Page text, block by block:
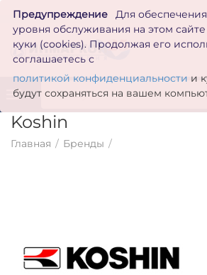
Предупреждение
Для
уровня обслуживания на этом
куки (cookies). Продолжая его
соглашаетесь с
политикой конфиденциальности и
будут сохраняться на вашем
Koshin
Главная / Бренды /